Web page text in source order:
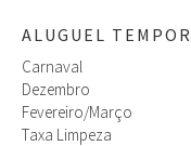
ALUGUEL
Carnaval
Dezembro
Fevereiro/Março
Taxa Limpeza